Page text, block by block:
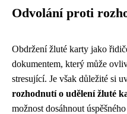
Odvolání proti
Obdržení žluté karty jako
dokumentem, který může
stresující. Je však důležité si
rozhodnutí o udělení žluté
možnost dosáhnout